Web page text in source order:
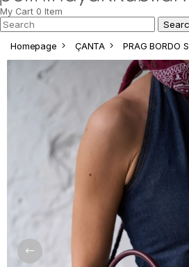
My Cart 0 Item
Homepage ÇANTA PRAG BORDO